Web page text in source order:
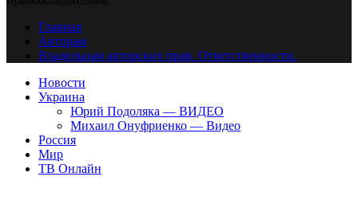
Главная
Авторам
Владельцам авторских прав. Ответственности.
Новости
Украина
Юрий Подоляка — ВИДЕО
Михаил Онуфриенко — Видео
Россия
Мир
ТВ Онлайн